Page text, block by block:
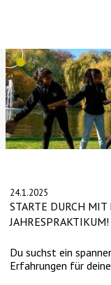
24.1.2025
STARTE DURCH
JAHRESPRAKTIKUM!
Du suchst ein
Erfahrungen für